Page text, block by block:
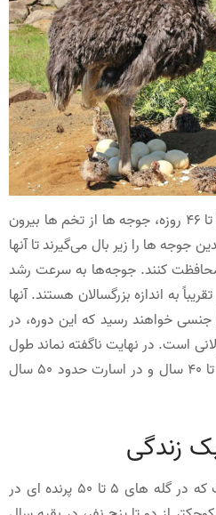
پس از یک دوره جوجه کشی 42 تا 46 روزه، جوجه ها از تخم ها بیرون
جوجه ها را زیر بال می‌گیرند تا آنها
محافظت کنند. جوجه‌ها به سرعت رشد
به اندازه بزرگسالان هستند. آنها
خواهند رسید که این دوره، در
است. در نهایت ناگفته نماند طول
عمر این پرندگان در طبیعت 30 تا 40 سال و در اسارت حدود 50 سال
زندگی
شترمرغ یک گونه اجتماعی است که در گله های 5 تا 50 پرنده ای در